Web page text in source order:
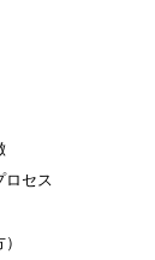
ロセス